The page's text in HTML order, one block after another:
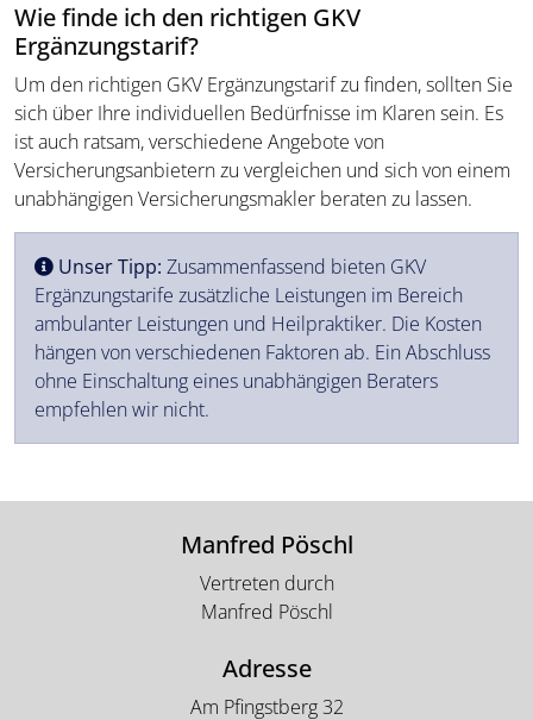
Wie finde ich den richtigen GKV
Ergänzungstarif?
Um den richtigen GKV Ergänzungstarif zu finden, sollten Sie
sich über Ihre individuellen Bedürfnisse im Klaren sein. Es
ist auch ratsam, verschiedene Angebote von
Versicherungsanbietern zu vergleichen und sich von einem
unabhängigen Versicherungsmakler beraten zu lassen.
Unser Tipp: Zusammenfassend bieten GKV
Ergänzungstarife zusätzliche Leistungen im Bereich
ambulanter Leistungen und Heilpraktiker. Die Kosten
hängen von verschiedenen Faktoren ab. Ein Abschluss
ohne Einschaltung eines unabhängigen Beraters
empfehlen wir nicht.
Manfred Pöschl
Vertreten durch
Manfred Pöschl
Adresse
Am Pfingstberg 32